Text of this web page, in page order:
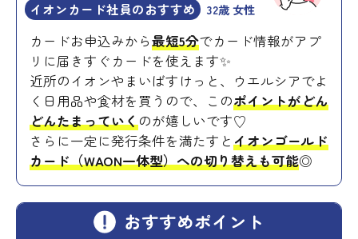
イオンカード社員のおすすめ 32歳 女性
カードお申込みから最短5分でカード情報がアプ
リに届きすぐカードを使えます✨
近所のイオンやまいばすけっと、ウエルシアでよ
く日用品や食材を買うので、このポイントがどん
どんたまっていくのが嬉しいです♡
さらに一定に発行条件を満たすとイオンゴールド
カード（WAON一体型）への切り替えも可能◎
おすすめポイント